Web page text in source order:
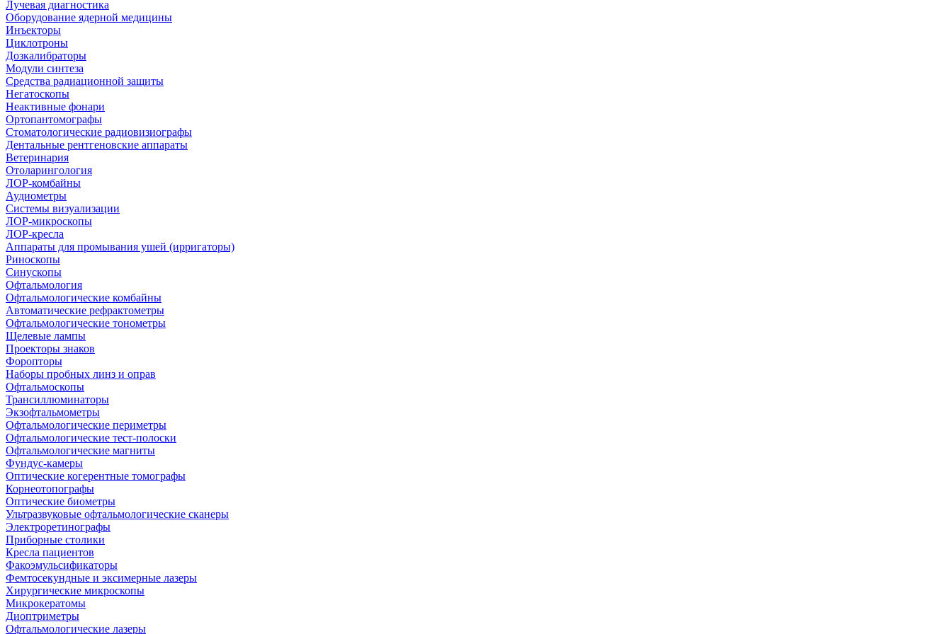
Лучевая диагностика
Оборудование ядерной медицины
Инъекторы
Циклотроны
Дозкалибраторы
Модули синтеза
Средства радиационной защиты
Негатоскопы
Неактивные фонари
Ортопантомографы
Стоматологические радиовизиографы
Дентальные рентгеновские аппараты
Ветеринария
Отоларингология
ЛОР-комбайны
Аудиометры
Системы визуализации
ЛОР-микроскопы
ЛОР-кресла
Аппараты для промывания ушей (ирригаторы)
Риноскопы
Синускопы
Офтальмология
Офтальмологические комбайны
Автоматические рефрактометры
Офтальмологические тонометры
Щелевые лампы
Проекторы знаков
Форопторы
Наборы пробных линз и оправ
Офтальмоскопы
Трансиллюминаторы
Экзофтальмометры
Офтальмологические периметры
Офтальмологические тест-полоски
Офтальмологические магниты
Фундус-камеры
Оптические когерентные томографы
Корнеотопографы
Оптические биометры
Ультразвуковые офтальмологические сканеры
Электроретинографы
Приборные столики
Кресла пациентов
Факоэмульсификаторы
Фемтосекундные и эксимерные лазеры
Хирургические микроскопы
Микрокератомы
Диоптриметры
Офтальмологические лазеры